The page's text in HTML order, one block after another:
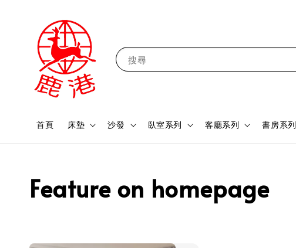
搜尋
首頁 床墊 沙發 臥室系列 客廳系列 書房系列
Feature on homepage